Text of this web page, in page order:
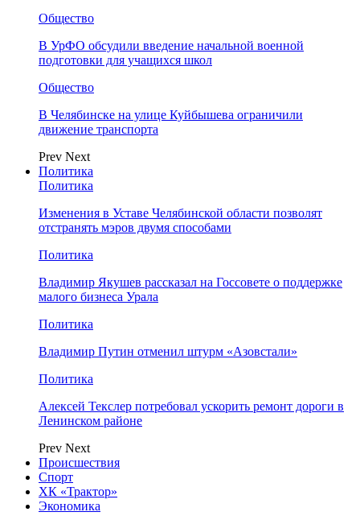
Общество
В УрФО обсудили введение начальной военной
подготовки для учащихся школ
Общество
В Челябинске на улице Куйбышева ограничили
движение транспорта
Prev Next
Политика
Политика
Изменения в Уставе Челябинской области позволят
отстранять мэров двумя способами
Политика
Владимир Якушев рассказал на Госсовете о поддержке
малого бизнеса Урала
Политика
Владимир Путин отменил штурм «Азовстали»
Политика
Алексей Текслер потребовал ускорить ремонт дороги в
Ленинском районе
Prev Next
Происшествия
Спорт
ХК «Трактор»
Экономика